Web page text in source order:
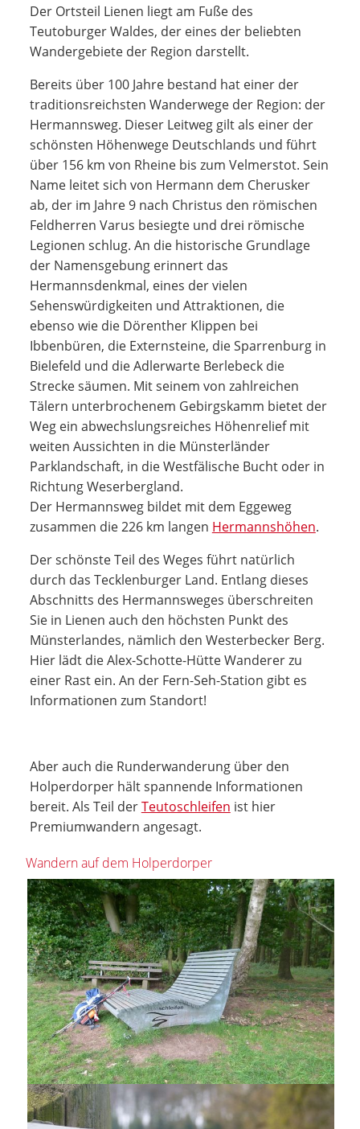
Der Ortsteil Lienen liegt am Fuße des
Teutoburger Waldes, der eines der beliebten
Wandergebiete der Region darstellt.
Bereits über 100 Jahre bestand hat einer der
traditionsreichsten Wanderwege der Region: der
Hermannsweg. Dieser Leitweg gilt als einer der
schönsten Höhenwege Deutschlands und führt
über 156 km von Rheine bis zum Velmerstot. Sein
Name leitet sich von Hermann dem Cherusker
ab, der im Jahre 9 nach Christus den römischen
Feldherren Varus besiegte und drei römische
Legionen schlug. An die historische Grundlage
der Namensgebung erinnert das
Hermannsdenkmal, eines der vielen
Sehenswürdigkeiten und Attraktionen, die
ebenso wie die Dörenther Klippen bei
Ibbenbüren, die Externsteine, die Sparrenburg in
Bielefeld und die Adlerwarte Berlebeck die
Strecke säumen. Mit seinem von zahlreichen
Tälern unterbrochenem Gebirgskamm bietet der
Weg ein abwechslungsreiches Höhenrelief mit
weiten Aussichten in die Münsterländer
Parklandschaft, in die Westfälische Bucht oder in
Richtung Weserbergland.
Der Hermannsweg bildet mit dem Eggeweg
zusammen die 226 km langen Hermannshöhen.
Der schönste Teil des Weges führt natürlich
durch das Tecklenburger Land. Entlang dieses
Abschnitts des Hermannsweges überschreiten
Sie in Lienen auch den höchsten Punkt des
Münsterlandes, nämlich den Westerbecker Berg.
Hier lädt die Alex-Schotte-Hütte Wanderer zu
einer Rast ein. An der Fern-Seh-Station gibt es
Informationen zum Standort!
Aber auch die Runderwanderung über den
Holperdorper hält spannende Informationen
bereit. Als Teil derTeutoschleifen ist hier
Premiumwandern angesagt.
Wandern auf dem Holperdorper